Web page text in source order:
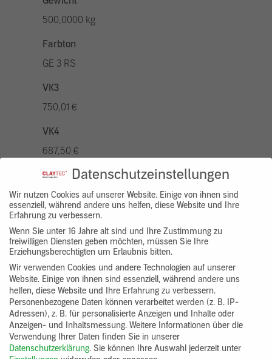
500,0000 kg
Farbton
GE 3 RS
VK3
750,01 €
VK4
687,50 €
VK5
875,01 €
VK7
625,00 €
Gruppenprodukt
yosima_designputz_bigb
Datenschutzeinstellungen
Wir nutzen Cookies auf unserer Website. Einige von ihnen sind
essenziell, während andere uns helfen, diese Website und Ihre
Erfahrung zu verbessern.
Wenn Sie unter 16 Jahre alt sind und Ihre Zustimmung zu
freiwilligen Diensten geben möchten, müssen Sie Ihre
Erziehungsberechtigten um Erlaubnis bitten.
Wir verwenden Cookies und andere Technologien auf unserer
Website. Einige von ihnen sind essenziell, während andere uns
helfen, diese Website und Ihre Erfahrung zu verbessern.
Personenbezogene Daten können verarbeitet werden (z. B. IP-
Adressen), z. B. für personalisierte Anzeigen und Inhalte oder
Anzeigen- und Inhaltsmessung. Weitere Informationen über die
Verwendung Ihrer Daten finden Sie in unserer
Datenschutzerklärung. Sie können Ihre Auswahl jederzeit unter